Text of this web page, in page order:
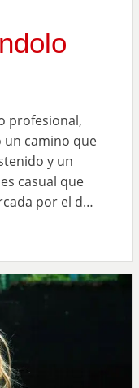
profesional,
un camino que
y un
casual que
por el d…